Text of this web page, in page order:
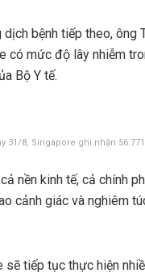
bệnh tiếp theo,
có mức độ lây nhiễm
Bộ Y tế.
31/8, Singapore ghi nhận
nền kinh tế, cả chính
cảnh giác và nghiêm
sẽ tiếp tục thực hiện